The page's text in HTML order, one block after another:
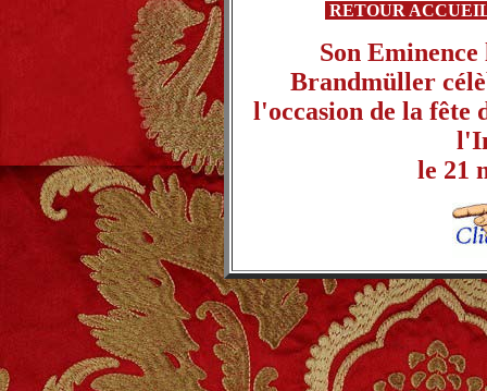
RETOUR
Son
Brandmüller
l'occasion de la fête
le 21